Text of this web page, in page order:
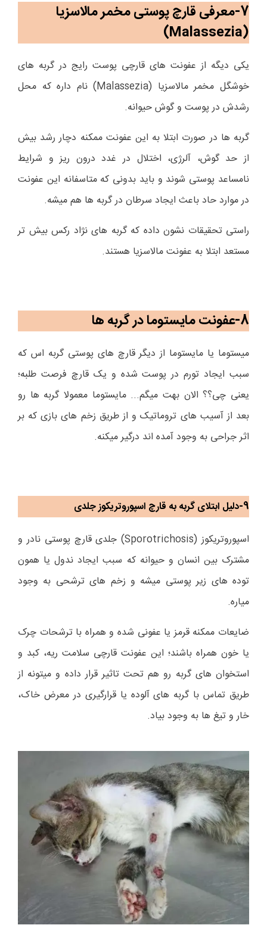
7-معرفی قارچ پوستی مخمر مالاسزیا
(
Malassezia
)
یکی دیگه از عفونت های قارچی پوست رایج در گربه های
خوشگل مخمر مالاسزیا (Malassezia) نام داره که محل
رشدش در پوست و گوش حیوانه.
گربه ها در صورت ابتلا به این عفونت ممکنه دچار رشد بیش
از حد گوش، آلرژی، اختلال در غدد درون ریز و شرایط
نامساعد پوستی شوند و باید بدونی که متاسفانه این عفونت
در موارد حاد باعث ایجاد سرطان در گربه ها هم میشه.
راستی تحقیقات نشون داده که گربه های نژاد رکس بیش تر
مستعد ابتلا به عفونت مالاسزیا هستند.
8-عفونت مایستوما در گربه ها
میستوما یا مایستوما از دیگر قارچ های پوستی گربه اس که
سبب ایجاد تورم در پوست شده و یک قارچ فرصت طلبه؛
یعنی چی؟؟ الان بهت میگم... مایستوما معمولا گربه ها رو
بعد از آسیب های تروماتیک و از طریق زخم های بازی که بر
اثر جراحی به وجود آمده اند درگیر میکنه.
9-دلیل ابتلای گربه به قارچ اسپوروتریکوز جلدی
اسپوروتریکوز (Sporotrichosis) جلدی قارچ پوستی نادر و
مشترک بین انسان و حیوانه که سبب ایجاد ندول یا همون
توده های زیر پوستی میشه و زخم های ترشحی به وجود
میاره.
ضایعات ممکنه قرمز یا عفونی شده و همراه با ترشحات چرک
یا خون همراه باشند؛ این عفونت قارچی سلامت ریه، کبد و
استخوان های گربه رو هم تحت تاثیر قرار داده و میتونه از
طریق تماس با گربه های آلوده یا قرارگیری در معرض خاک،
خار و تیغ ها به وجود بیاد.